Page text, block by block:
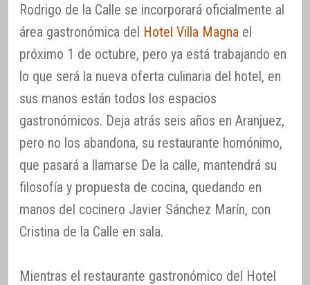
Rodrigo de la Calle se incorporará oficialmente al
área gastronómica del Hotel Villa Magna el
próximo 1 de octubre, pero ya está trabajando en
lo que será la nueva oferta culinaria del hotel, en
sus manos están todos los espacios
gastronómicos. Deja atrás seis años en Aranjuez,
pero no los abandona, su restaurante homónimo,
que pasará a llamarse De la calle, mantendrá su
filosofía y propuesta de cocina, quedando en
manos del cocinero Javier Sánchez Marín, con
Cristina de la Calle en sala.
Mientras el restaurante gastronómico del Hotel